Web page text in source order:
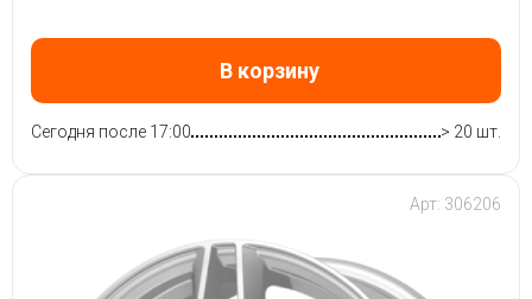
В корзину
Сегодня после 17:00 > 20 шт.
Арт: 306206